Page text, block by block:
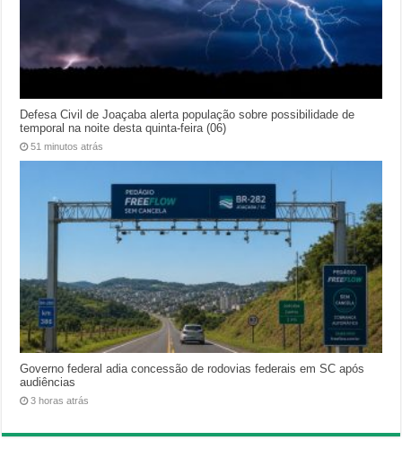
Defesa Civil de Joaçaba alerta população sobre possibilidade de
temporal na noite desta quinta-feira (06)
51 minutos atrás
Governo federal adia concessão de rodovias federais em SC após
audiências
3 horas atrás